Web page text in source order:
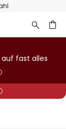
auf fast alles